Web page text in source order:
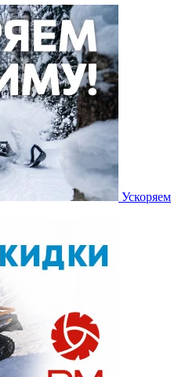
Ускоряем